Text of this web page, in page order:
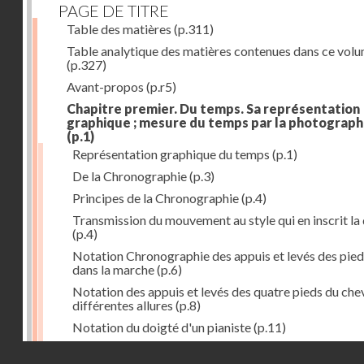
PAGE DE TITRE
Table des matières (p.311)
Table analytique des matières contenues dans ce
(p.327)
Avant-propos (p.r5)
Chapitre premier. Du temps. Sa représentation
graphique ; mesure du temps par la
(p.1)
Représentation graphique du temps (p.1)
De la Chronographie(p.3)
Principes de la Chronographie(p.4)
Transmission du mouvement au style qui en inscrit la
(p.4)
Notation Chronographie des appuis et levés des
dans la marche(p.6)
Notation des appuis et levés des quatre pieds du
différentes allures (p.8)
Notation du doigté d'un pianiste(p.11)